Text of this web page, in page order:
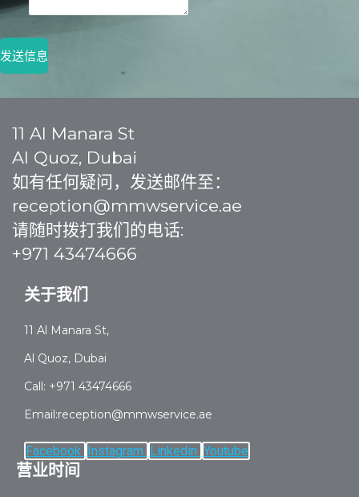
发送信息
11 Al Manara St
Al Quoz, Dubai
如有任何疑问，发送邮件至：
reception@mmwservice.ae
请随时拨打我们的电话:
+971 43474666
关于我们
11 Al Manara St,
Al Quoz, Dubai
Call: +971 43474666
Email:reception@mmwservice.ae
Facebook Instagram Linkedin Youtube
营业时间